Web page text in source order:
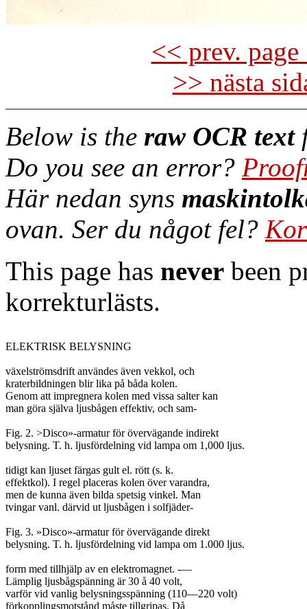
<< prev.
>> nästa
Below is the raw OCR text
Do you see an error?
Här nedan syns
ovan. Ser du något fel?
This page has never been
korrekturlästs.
ELEKTRISK BELYSNING
växelströmsdrift användes även vekkol, och
kraterbildningen blir lika på båda kolen.
Genom att impregnera kolen med vissa salter kan
man göra själva ljusbågen effektiv, och sam-
Fig. 2. >Disco»-armatur för övervägande indirekt
belysning. T. h. ljusfördelning vid lampa om 1,000 ljus.
tidigt kan ljuset färgas gult el. rött (s. k.
effektkol). I regel placeras kolen över varandra,
men de kunna även bilda spetsig vinkel. Man
tvingar vanl. därvid ut ljusbågen i solfjäder-
Fig. 3. »Disco»-armatur för övervägande direkt
belysning. T. h. ljusfördelning vid lampa om 1.000 ljus.
form med tillhjälp av en elektromagnet. -—
Lämplig ljusbågspänning är 30 å 40 volt,
varför vid vanlig belysningsspänning (110—220 volt)
förkopplingsmotstånd måste tillgripas. Då